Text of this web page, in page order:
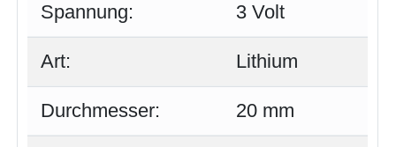
Spannung: 3 Volt
Art: Lithium
Durchmesser: 20 mm